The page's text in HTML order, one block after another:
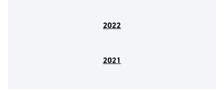
2022
2021